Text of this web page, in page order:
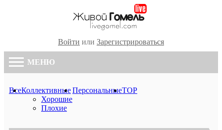
Войти или Зарегистрироваться
МЕНЮ
ВсеКоллективные
Хорошие
Плохие
ПерсональныеTOP